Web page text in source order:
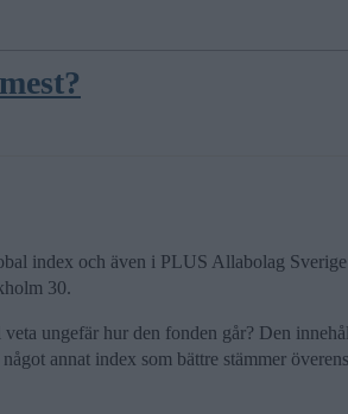
index och även i PLUS Allabolag
30.
ungefär hur den fonden går? Den
annat index som bättre stämmer